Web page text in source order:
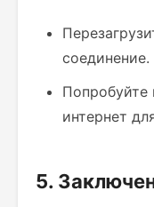
соединение.
Попробуйте
интернет
5.